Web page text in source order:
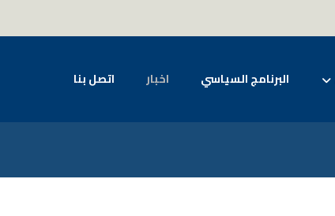
البرنامج السياسي اخبار اتصل بنا